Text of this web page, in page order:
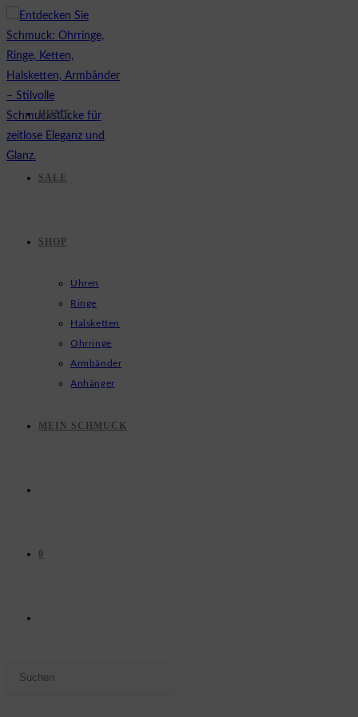
Zum
Inhalt
springen
HOME
SALE
SHOP
Uhren
Ringe
Halsketten
Ohrringe
Armbänder
Anhänger
MEIN SCHMUCK
0
SUCHE